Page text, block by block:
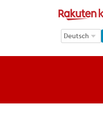
Language
Language